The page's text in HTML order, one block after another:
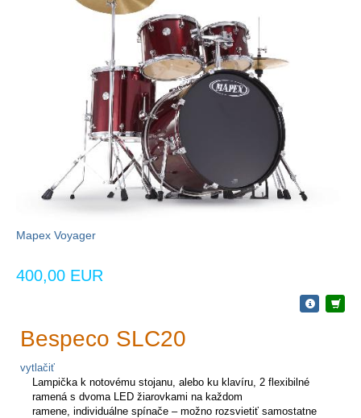
Mapex Voyager
400,00 EUR
Bespeco SLC20
vytlačiť
Lampička k notovému stojanu, alebo ku klavíru, 2 flexibilné
ramená s dvoma LED žiarovkami na každom
ramene, individuálne spínače – možno rozsvietiť samostatne